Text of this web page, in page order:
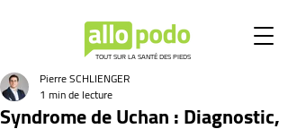
TOUT SUR LA SANTÉ DES PIEDS
Syndrome de Uchan : Diagnostic,
Pierre SCHLIENGER
1 min de lecture